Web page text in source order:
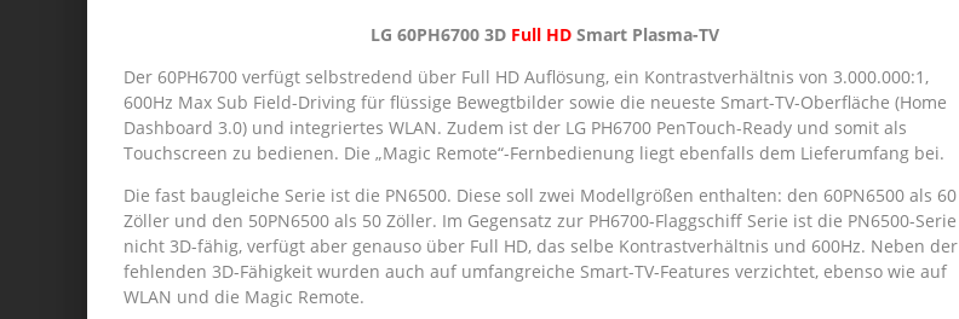
LG 60PH6700 3D Full HDSmart Plasma-TV
Der 60PH6700 verfügt selbstredend über Full HD Auflösung, ein Kontrastverhältnis von 3.000.000:1,
600Hz Max Sub Field-Driving für flüssige Bewegtbilder sowie die neueste Smart-TV-Oberfläche (Home
Dashboard 3.0) und integriertes WLAN. Zudem ist der LG PH6700 PenTouch-Ready und somit als
Touchscreen zu bedienen. Die „Magic Remote“-Fernbedienung liegt ebenfalls dem Lieferumfang bei.
Die fast baugleiche Serie ist die PN6500. Diese soll zwei Modellgrößen enthalten: den 60PN6500 als 60
Zöller und den 50PN6500 als 50 Zöller. Im Gegensatz zur PH6700-Flaggschiff Serie ist die PN6500-Serie
nicht 3D-fähig, verfügt aber genauso über Full HD, das selbe Kontrastverhältnis und 600Hz. Neben der
fehlenden 3D-Fähigkeit wurden auch auf umfangreiche Smart-TV-Features verzichtet, ebenso wie auf
WLAN und die Magic Remote.